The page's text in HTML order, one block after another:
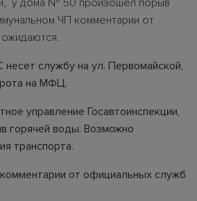
ЧП комментарии от
службу на ул. Первомайской,
на МФЦ.
управление Госавтоинспекции,
горячей воды. Возможно
транспорта.
от официальных служб